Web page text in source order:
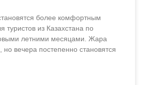
более комфортным
туристов из Казахстана по
летними месяцами. Жара
вечера постепенно становятся